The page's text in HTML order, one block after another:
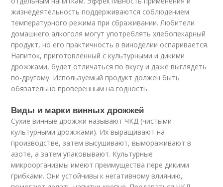
жизнедеятельность поддерживаются соблюдением
температурного режима при сбраживании. Любители
домашнего алкоголя могут употреблять хлебопекарный
продукт, но его практичность в виноделии оспаривается.
Напиток, приготовленный с культурными и дикими
дрожжами, будет отличаться по вкусу и даже выглядеть
по-другому. Используемый продукт должен быть
обязательно проверенным на годность.
Виды и марки винных дрожжей
Сухие винные дрожжи называют ЧКД (чистыми
культурными дрожжами). Их выращивают на
производстве, затем высушивают, вымораживают в
азоте, а затем упаковывают. Культурные
микроорганизмы имеют преимущества пере дикими
грибками. Они устойчивы к негативному влиянию,